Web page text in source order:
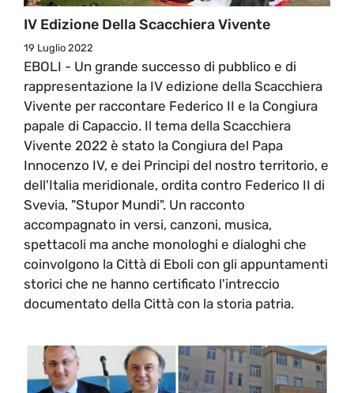
IV Edizione Della Scacchiera Vivente
19 Luglio 2022
EBOLI - Un grande successo di pubblico e di
rappresentazione la IV edizione della Scacchiera
Vivente per raccontare Federico II e la Congiura
papale di Capaccio. Il tema della Scacchiera
Vivente 2022 è stato la Congiura del Papa
Innocenzo IV, e dei Principi del nostro territorio, e
dell'Italia meridionale, ordita contro Federico II di
Svevia, "Stupor Mundi". Un racconto
accompagnato in versi, canzoni, musica,
spettacoli ma anche monologhi e dialoghi che
coinvolgono la Città di Eboli con gli appuntamenti
storici che ne hanno certificato l'intreccio
documentato della Città con la storia patria.